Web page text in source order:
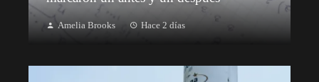
Amelia Brooks Hace 2 días